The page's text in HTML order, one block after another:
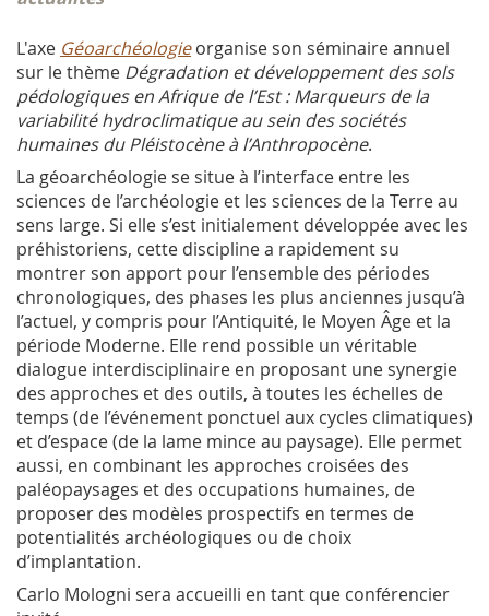
L'axe Géoarchéologie organise son séminaire annuel
sur le thème Dégradation et développement des sols
pédologiques en Afrique de l’Est : Marqueurs de la
variabilité hydroclimatique au sein des sociétés
humaines du Pléistocène à l’Anthropocène.
La géoarchéologie se situe à l’interface entre les
sciences de l’archéologie et les sciences de la Terre au
sens large. Si elle s’est initialement développée avec les
préhistoriens, cette discipline a rapidement su
montrer son apport pour l’ensemble des périodes
chronologiques, des phases les plus anciennes jusqu’à
l’actuel, y compris pour l’Antiquité, le Moyen Âge et la
période Moderne. Elle rend possible un véritable
dialogue interdisciplinaire en proposant une synergie
des approches et des outils, à toutes les échelles de
temps (de l’événement ponctuel aux cycles climatiques)
et d’espace (de la lame mince au paysage). Elle permet
aussi, en combinant les approches croisées des
paléopaysages et des occupations humaines, de
proposer des modèles prospectifs en termes de
potentialités archéologiques ou de choix
d’implantation.
Carlo Mologni sera accueilli en tant que conférencier